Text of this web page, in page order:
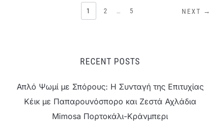
ΣΕΛΙΔΟΠΟΊΗΣΗ
1 2 … 5 NEXT →
RECENT POSTS
Απλό Ψωμί με Σπόρους: Η Συνταγή της Επιτυχίας
Κέικ με Παπαρουνόσπορο και Ζεστά Αχλάδια
Mimosa Πορτοκάλι-Κράνμπερι